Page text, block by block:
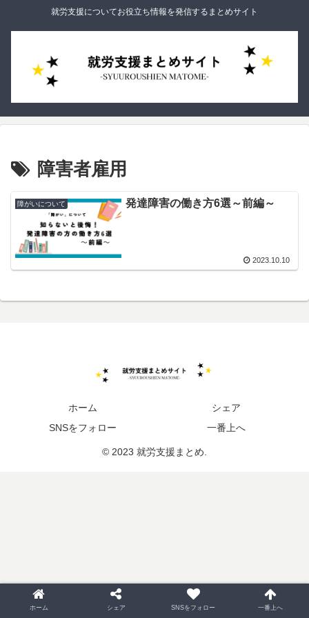
就労支援についてお役立ち情報を発信するまとめサイト
障害者雇用
障がいについて 発達障害の働き方6選～前編～
2023.10.10
ホーム
シェア
SNSをフォロー
一番上へ
© 2023 就労支援まとめ.
ホーム シェア SNSをフォロー 一番上へ